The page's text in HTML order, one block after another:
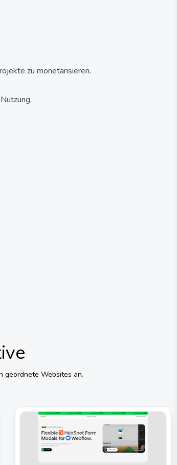
zu monetarisieren.
geordnete Websites an.